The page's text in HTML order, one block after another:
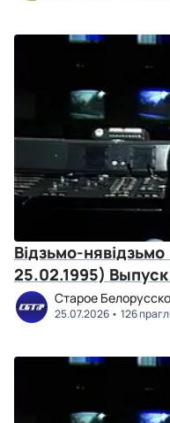
Відзьмо-
25.02.1995)
Старое
25.07.2026 126